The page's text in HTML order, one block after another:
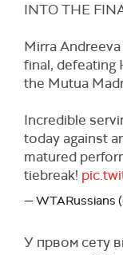
INTO THE
Mirra
final, defeating
the Mutua
Incredible
today against
matured
tiebreak!
— WTARussians
У првом сету